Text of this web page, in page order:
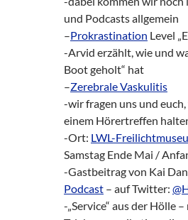
und Podcasts allgemein
–Prokrastination Level
-Arvid erzählt, wie und
Boot geholt“ hat
–Zerebrale Vaskulitis
-wir fragen uns und
einem Hörertreffen
-Ort: LWL-
Samstag Ende Mai /
-Gastbeitrag von Kai
Podcast – auf Twitter:
-„Service“ aus der Hölle